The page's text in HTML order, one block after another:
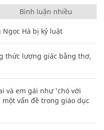
Bình luận nhiều
Ngọc Hà bị kỷ luật
thức lượng giác bằng thơ,
và em gái như 'chó với
vấn đề trong giáo dục